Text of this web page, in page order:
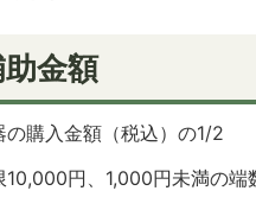
金額
の購入金額（税込）の1/2
10,000円、1,000円未満の端